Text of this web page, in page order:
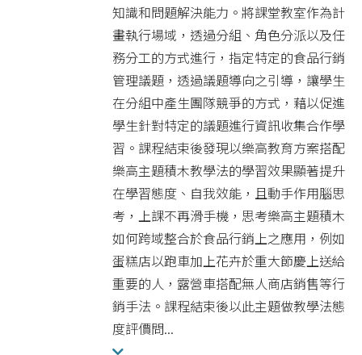
知識和問題解決能力。將課堂教室作為計
畫執行場域，透過分組、角色分派以及任
務分工的方式進行，指定特定的食品行銷
管理議題，透過議題導向之引導，讓學生
在分組中產生團隊競爭的方式，藉以促進
學生針對特定的議題進行資訊收集合作學
習。課程結束後發現以樂高教育方案搭配
樂高主題積木教學法的學習效果顯著提升
在學習態度、自我效能，且動手作用腦思
考，上課不再滑手機，思考樂高主題積木
如何跨域整合於食品行銷上之應用，例如
蛋糕店以跑車加上花卉於重大節慶上送給
重要的人，露營車搭配無人商店銷售等行
銷手法。課程結束後以此主題做教學法態
度評價問...